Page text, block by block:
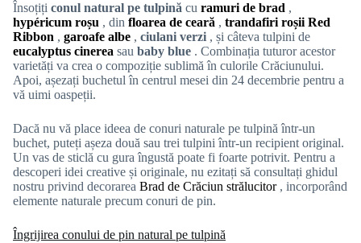
Însoțiți conul natural pe tulpină cu ramuri de brad ,
hypéricum roșu , din floarea de ceară , trandafiri roșii Red
Ribbon , garoafe albe , ciulani verzi , și câteva tulpini de
eucalyptus cinerea sau baby blue . Combinația tuturor acestor
varietăți va crea o compoziție sublimă în culorile Crăciunului.
Apoi, așezați buchetul în centrul mesei din 24 decembrie pentru a
vă uimi oaspeții.
Dacă nu vă place ideea de conuri naturale pe tulpină într-un
buchet, puteți așeza două sau trei tulpini într-un recipient original.
Un vas de sticlă cu gura îngustă poate fi foarte potrivit. Pentru a
descoperi idei creative și originale, nu ezitați să consultați ghidul
nostru privind decorarea Brad de Crăciun strălucitor , incorporând
elemente naturale precum conuri de pin.
Îngrijirea conului de pin natural pe tulpină